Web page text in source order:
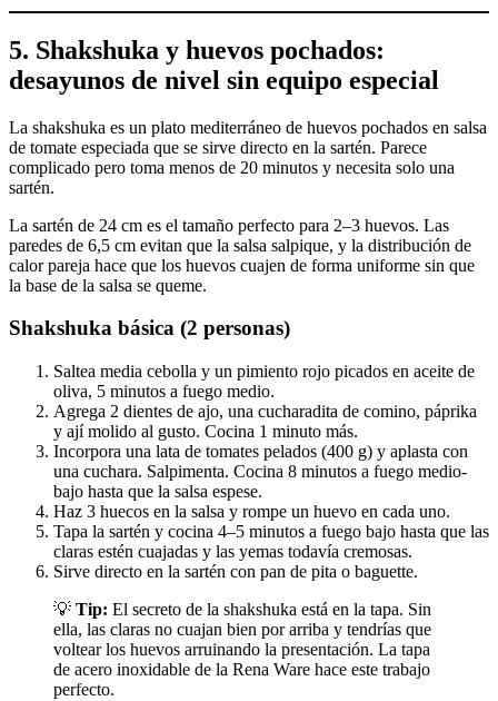
5. Shakshuka y huevos pochados:
desayunos de nivel sin equipo especial
La shakshuka es un plato mediterráneo de huevos pochados en salsa
de tomate especiada que se sirve directo en la sartén. Parece
complicado pero toma menos de 20 minutos y necesita solo una
sartén.
La sartén de 24 cm es el tamaño perfecto para 2–3 huevos. Las
paredes de 6,5 cm evitan que la salsa salpique, y la distribución de
calor pareja hace que los huevos cuajen de forma uniforme sin que
la base de la salsa se queme.
Shakshuka básica (2 personas)
Saltea media cebolla y un pimiento rojo picados en aceite de
oliva, 5 minutos a fuego medio.
Agrega 2 dientes de ajo, una cucharadita de comino, páprika
y ají molido al gusto. Cocina 1 minuto más.
Incorpora una lata de tomates pelados (400 g) y aplasta con
una cuchara. Salpimenta. Cocina 8 minutos a fuego medio-
bajo hasta que la salsa espese.
Haz 3 huecos en la salsa y rompe un huevo en cada uno.
Tapa la sartén y cocina 4–5 minutos a fuego bajo hasta que las
claras estén cuajadas y las yemas todavía cremosas.
Sirve directo en la sartén con pan de pita o baguette.
💡 Tip: El secreto de la shakshuka está en la tapa. Sin
ella, las claras no cuajan bien por arriba y tendrías que
voltear los huevos arruinando la presentación. La tapa
de acero inoxidable de la Rena Ware hace este trabajo
perfecto.